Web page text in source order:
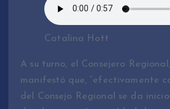
Catalina Hott
A su turno, el Consejero
manifestó que, “efectivamente
del Consejo Regional se da